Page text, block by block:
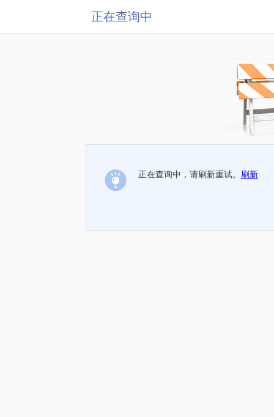
正在查询中
正在查询中，请刷新重试。 刷新